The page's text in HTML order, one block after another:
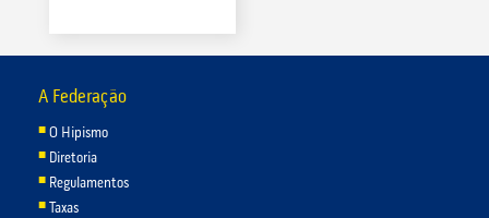
A Federação
O Hipismo
Diretoria
Regulamentos
Taxas